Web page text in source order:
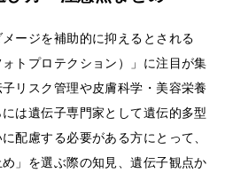
ージを補助的に抑えるとされる
ォトプロテクション）」に注目が集
リスク管理や皮膚科学・美容栄養
は遺伝子専門家として遺伝的多型
配慮する必要がある方にとって、
」を選ぶ際の知見、遺伝子観点か